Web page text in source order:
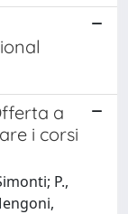
a
i corsi
P.,